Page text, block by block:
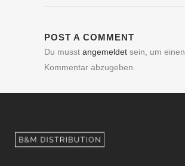
POST A COMMENT
Du musst angemeldet sein, um einen
Kommentar abzugeben.